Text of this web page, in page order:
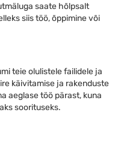
saate hõlpsalt
siis töö, õppimine või
teie olulistele failidele ja
käivitamise ja rakenduste
aeglase töö pärast, kuna
soorituseks.